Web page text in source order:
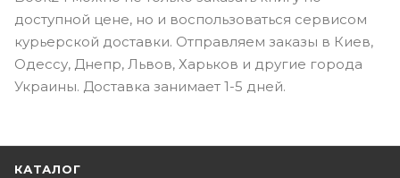
доступной цене, но и воспользоваться сервисом
курьерской доставки. Отправляем заказы в Киев,
Одессу, Днепр, Львов, Харьков и другие города
Украины. Доставка занимает 1-5 дней.
КАТАЛОГ